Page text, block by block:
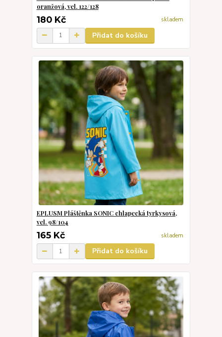
oranžová, vel. 122/128
180 Kč skladem
Přidat do košíku
EPLUSM Pláštěnka SONIC chlapecká tyrkysová,
vel. 98/104
165 Kč skladem
Přidat do košíku